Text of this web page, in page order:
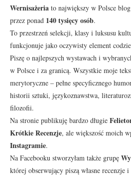
Wernisażeria to największy w Polsce
przez ponad 140 tysięcy osób.
To przestrzeń selekcji, klasy i luksusu
funkcjonuje jako oczywisty element
Piszę o najlepszych wystawach i
w Polsce i za granicą. Wszystkie moje
merytoryczne – pełne specyficznego
historii sztuki, językoznawstwa,
filozofii.
Na stronie publikuję bardzo długie
Krótkie Recenzje, ale większość moich
Instagramie.
Na Facebooku stworzyłam także grupę
której obserwujący piszą własne recenzje